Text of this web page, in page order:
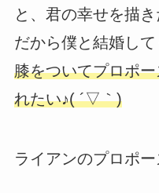
と、君の幸せを描き
だから僕と結婚して
膝をついてプロポ
れたい♪( ´▽｀)
ライアンのプロポ